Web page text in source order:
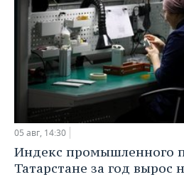
05 авг, 14:30
Индекс промышленного
Татарстане за год вырос